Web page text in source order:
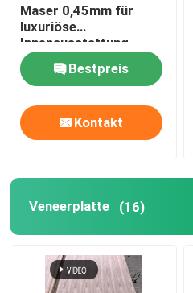
Maser 0,45mm für
luxuriöse
Innenausstattung
Bestpreis
Kontakt
Veneerplatte (16)